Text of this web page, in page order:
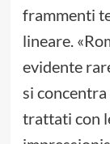
frammenti
lineare.
evidente
si
trattati con